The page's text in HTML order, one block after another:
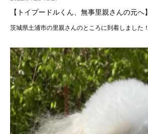
【トイプードルくん、無事里親さんの元へ】
茨城県土浦市の里親さんのところに到着しました！